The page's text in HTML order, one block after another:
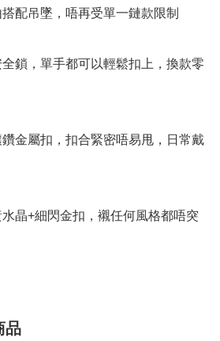
配吊墜，唔再受單一鏈款限制
鎖，單手都可以輕鬆扣上，換款零
鑽金屬扣，扣合緊密唔易甩，日常戴
晶+細閃金扣，襯任何風格都唔突
品